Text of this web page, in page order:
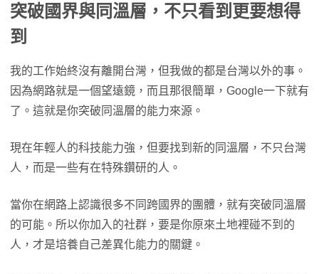
突破國界與同溫層，不只看到更要想得
到
我的工作始終沒有離開台灣，但我做的都是台灣以外的事。
因為網路就是一個望遠鏡，而且那很簡單，Google一下就有
了。這就是你突破同溫層的能力來源。
現在年輕人的科技能力強，但要找到新的同溫層，不只台灣
人，而是一些有在特殊鑽研的人。
當你在網路上認識很多不同跨國界的團體，就有突破同溫層
的可能。所以你加入的社群，要是你原來土地裡碰不到的
人，才是培養自己差異化能力的關鍵。